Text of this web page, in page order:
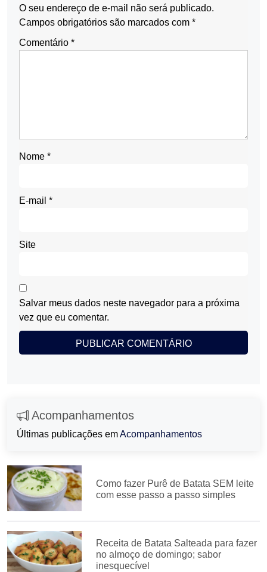
O seu endereço de e-mail não será publicado.
Campos obrigatórios são marcados com *
Comentário *
Nome *
E-mail *
Site
Salvar meus dados neste navegador para a próxima
vez que eu comentar.
Acompanhamentos
Últimas publicações emAcompanhamentos
Como fazer Purê de Batata SEM leite
com esse passo a passo simples
Receita de Batata Salteada para fazer
no almoço de domingo; sabor
inesquecível